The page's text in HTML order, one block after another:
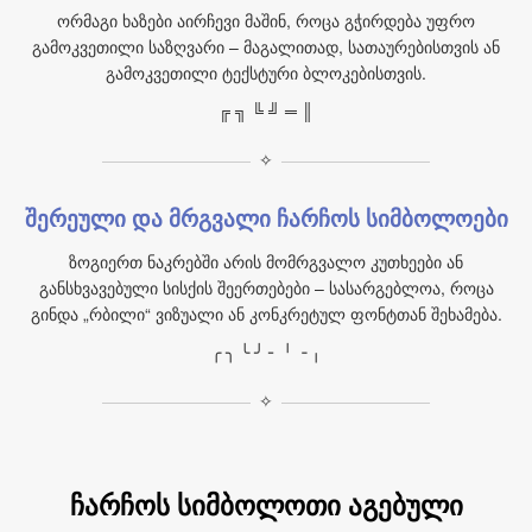
ორმაგი ხაზები აირჩევი მაშინ, როცა გჭირდება უფრო
გამოკვეთილი საზღვარი – მაგალითად, სათაურებისთვის ან
გამოკვეთილი ტექსტური ბლოკებისთვის.
╔ ╗ ╚ ╝ ═ ║
✧
შერეული და მრგვალი ჩარჩოს სიმბოლოები
ზოგიერთ ნაკრებში არის მომრგვალო კუთხეები ან
განსხვავებული სისქის შეერთებები – სასარგებლოა, როცა
გინდა „რბილი“ ვიზუალი ან კონკრეტულ ფონტთან შეხამება.
╭ ╮ ╰ ╯ ╴ ╵ ╶ ╷
✧
ჩარჩოს სიმბოლოთი აგებული